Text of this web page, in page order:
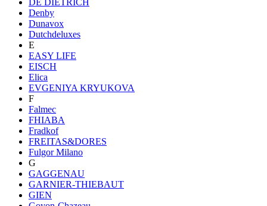
Denby
Dunavox
Dutchdeluxes
E
EASY LIFE
EISCH
Elica
EVGENIYA KRYUKOVA
F
Falmec
FHIABA
Fradkof
FREITAS&DORES
Fulgor Milano
G
GAGGENAU
GARNIER-THIEBAUT
GIEN